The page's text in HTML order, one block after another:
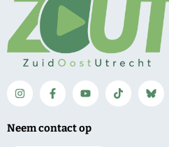
Neem contact op